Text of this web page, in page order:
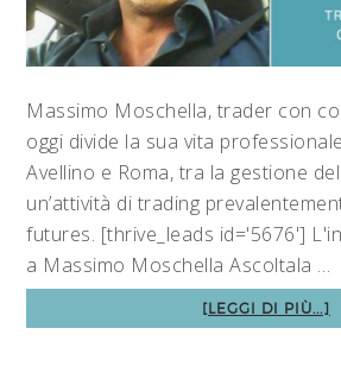
Massimo Moschella, trader con
oggi divide la sua vita
Avellino e Roma, tra la gestione
un’attività di trading
futures. [thrive_leads id='5676']
a Massimo Moschella Ascoltala …
[LEGGI DI PIÙ...]